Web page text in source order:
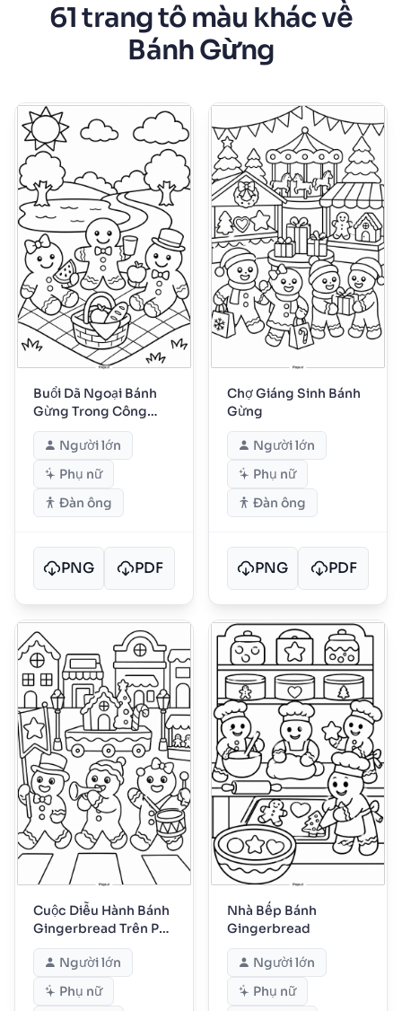
61 trang tô màu khác về
Bánh Gừng
Buổi Dã Ngoại Bánh
Gừng Trong Công
Viên
Người lớn
Phụ nữ
Đàn ông
PNG PDF
Chợ Giáng Sinh Bánh
Gừng
Người lớn
Phụ nữ
Đàn ông
PNG PDF
Cuộc Diễu Hành Bánh
Gingerbread Trên Phố
Chính
Người lớn
Phụ nữ
Nhà Bếp Bánh
Gingerbread
Người lớn
Phụ nữ